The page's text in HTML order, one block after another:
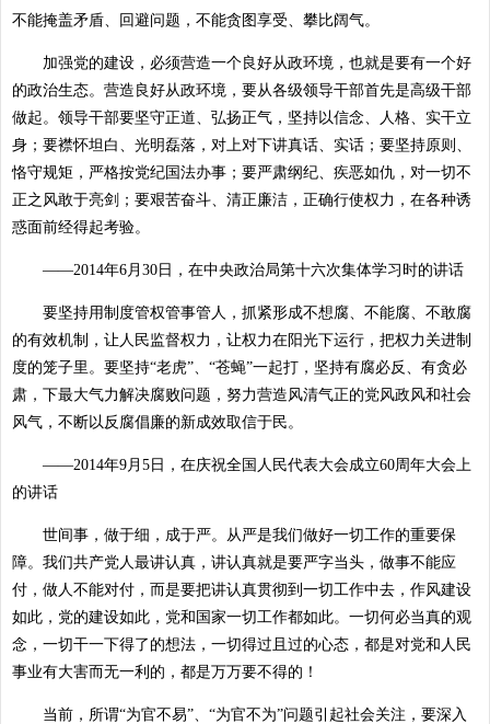
不能掩盖矛盾、回避问题，不能贪图享受、攀比阔气。
加强党的建设，必须营造一个良好从政环境，也就是要有一个好
的政治生态。营造良好从政环境，要从各级领导干部首先是高级干部
做起。领导干部要坚守正道、弘扬正气，坚持以信念、人格、实干立
身；要襟怀坦白、光明磊落，对上对下讲真话、实话；要坚持原则、
恪守规矩，严格按党纪国法办事；要严肃纲纪、疾恶如仇，对一切不
正之风敢于亮剑；要艰苦奋斗、清正廉洁，正确行使权力，在各种诱
惑面前经得起考验。
——2014年6月30日，在中央政治局第十六次集体学习时的讲话
要坚持用制度管权管事管人，抓紧形成不想腐、不能腐、不敢腐
的有效机制，让人民监督权力，让权力在阳光下运行，把权力关进制
度的笼子里。要坚持“老虎”、“苍蝇”一起打，坚持有腐必反、有贪必
肃，下最大气力解决腐败问题，努力营造风清气正的党风政风和社会
风气，不断以反腐倡廉的新成效取信于民。
——2014年9月5日，在庆祝全国人民代表大会成立60周年大会上
的讲话
世间事，做于细，成于严。从严是我们做好一切工作的重要保
障。我们共产党人最讲认真，讲认真就是要严字当头，做事不能应
付，做人不能对付，而是要把讲认真贯彻到一切工作中去，作风建设
如此，党的建设如此，党和国家一切工作都如此。一切何必当真的观
念，一切干一下得了的想法，一切得过且过的心态，都是对党和人民
事业有大害而无一利的，都是万万要不得的！
当前，所谓“为官不易”、“为官不为”问题引起社会关注，要深入